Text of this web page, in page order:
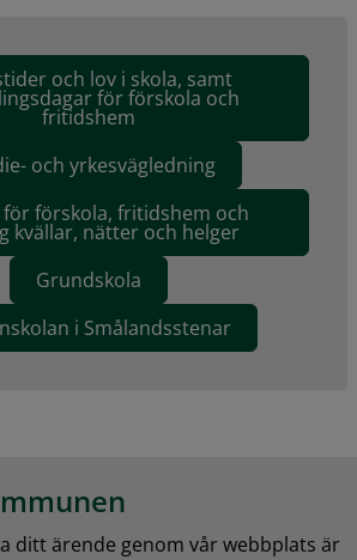
och lov i skola, samt
för förskola och
fritidshem
och yrkesvägledning
förskola, fritidshem och
kvällar, nätter och helger
Grundskola
i Smålandsstenar
ditt ärende genom vår webbplats är